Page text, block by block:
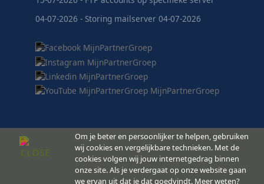
04-07-2026 - Storing mailserver 04-07-2026
MijnPartnerGroep.nl
© 2008 -
Om je beter en persoonlijker te helpen, gebruiken
wij cookies en vergelijkbare technieken. Met de
cookies volgen wij jouw internetgedrag binnen
onze site. Als je verdergaat op onze website gaan
we ervan uit dat je dat goedvindt. Meer weten?